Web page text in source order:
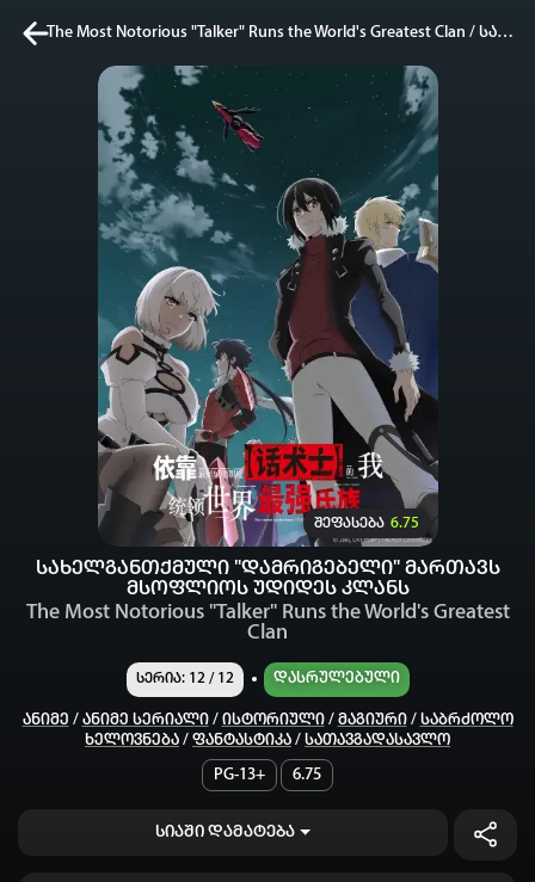
The Most Notorious "Talker" Runs the World's Greatest Clan / სახელგანთქმული "დამრიგებელი" მართავს მსოფლიოს უდიდეს კლანს
კვირის ტოპ 3 მოძებნადი სიტყვა
One piece SOLO LEVELING my hero academia
თქვენი ძიების ისტორია
ისტორია ცარიელია
სრული ისტორიის გასუფთავება
შეფასება 6.75
სახელგანთქმული "დამრიგებელი" მართავს
მსოფლიოს უდიდეს კლანს
The Most Notorious "Talker" Runs the World's Greatest
Clan
სერია: 12 / 12 Დასრულებული
Ანიმე / Ანიმე Სერიალი/ Ისტორიული/ Მაგიური/ Საბრძოლო
Ხელოვნება / Ფანტასტიკა / Სათავგადასავლო
PG-13+
6.75
სიაში დამატება